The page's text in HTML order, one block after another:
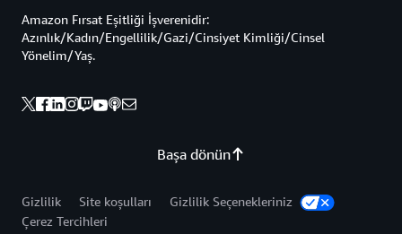
Başa dönün
Amazon Fırsat Eşitliği İşverenidir:
Azınlık/Kadın/Engellilik/Gazi/Cinsiyet Kimliği/Cinsel
Yönelim/Yaş.
Gizlilik Site koşulları
Gizlilik Seçenekleriniz
Çerez Tercihleri